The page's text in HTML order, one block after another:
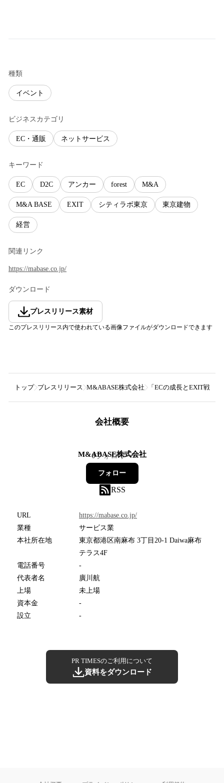
種類
イベント
ビジネスカテゴリ
EC・通販 ネットサービス
キーワード
EC D2C アンカー forest M&A
M&A BASE EXIT シティラボ東京 東京建物
経営
関連リンク
https://mabase.co.jp/
ダウンロード
プレスリリース素材
このプレスリリース内で使われている画像ファイルがダウンロードできます
トップ プレスリリース M&ABASE株式会社 「ECの成長とEXIT戦略
会社概要
M&ABASE株式会社
0フォロワー
フォロー
RSS
URL
https://mabase.co.jp/
業種
サービス業
本社所在地
東京都港区南麻布 3丁目20-1 Daiwa麻布
テラス4F
電話番号
-
代表者名
廣川航
上場
未上場
資本金
-
設立
-
PR TIMESのご利用について
資料をダウンロード